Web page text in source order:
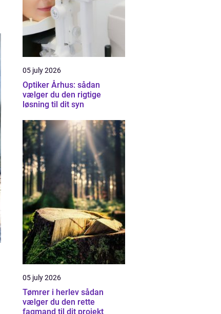
05 july 2026
Optiker Århus: sådan
vælger du den rigtige
løsning til dit syn
05 july 2026
Tømrer i herlev sådan
vælger du den rette
fagmand til dit projekt